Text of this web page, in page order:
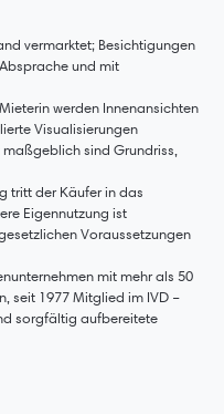
vermarktet; Besichtigungen
und mit
werden Innenansichten
Visualisierungen
sind Grundriss,
tritt der Käufer in das
Eigennutzung ist
Voraussetzungen
mit mehr als 50
seit 1977 Mitglied im IVD –
sorgfältig aufbereitete